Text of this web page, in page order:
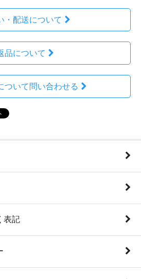
・配送について
品について
ついて問い合わせる
表記